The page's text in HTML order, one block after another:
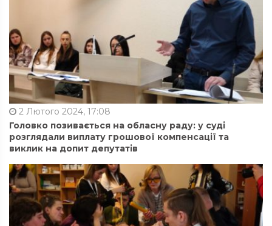
2 Лютого 2024, 17:08
Головко позивається на обласну раду: у суді
розглядали виплату грошової компенсації та
виклик на допит депутатів